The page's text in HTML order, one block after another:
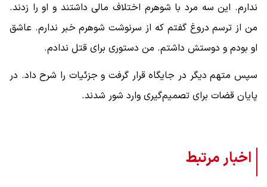
ندارم. این سه مرد با شوهرم اختلاف مالی داشتند و او را زدند.
من از ترسم دروغ گفتم که از سرنوشت شوهرم خبر ندارم. عاشق
او بودم و دوستش داشتم. من دستوری برای قتل ندادم.
سپس متهم دیگر در جایگاه قرار گرفت و جزئیات را شرح داد. در
پایان قضات برای تصمیم‌گیری وارد شور شدند.
اخبار مرتبط